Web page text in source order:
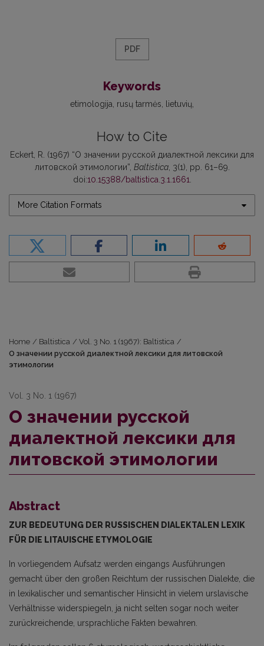
PDF
Keywords
etimologija rusų tarmės lietuvių
How to Cite
Eckert, R. (1967) “О значении русской диалектной лексики для
литовской этимологии”, Baltistica, 3(1), pp. 61–69.
doi:10.15388/baltistica.3.1.1661.
More Citation Formats
Home / Baltistica / Vol. 3 No. 1 (1967): Baltistica /
О значении русской диалектной лексики для литовской
этимологии
Vol. 3 No. 1 (1967)
О значении русской
диалектной лексики для
литовской этимологии
Abstract
ZUR BEDEUTUNG DER RUSSISCHEN DIALEKTALEN LEXIK
FÜR DIE LITAUISCHE ETYMOLOGIE
In vorliegendem Aufsatz werden eingangs Ausführungen
gemacht über den großen Reich­tum der russischen Dialekte, die
in lexikalischer und semantischer Hinsicht in vielem urslavische
Verhältnisse widerspiegeln, ja nicht selten sogar noch weiter
zurückreichende, ursprachliche Fakten bewahren.